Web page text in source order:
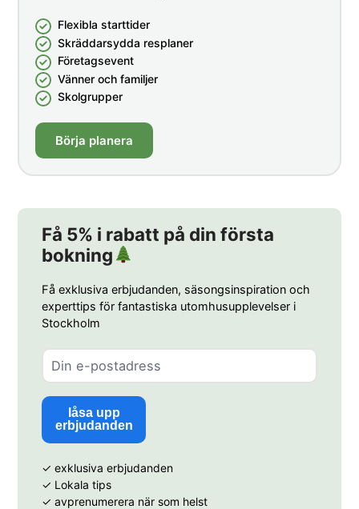
Flexibla starttider
Skräddarsydda resplaner
Företagsevent
Vänner och familjer
Skolgrupper
Börja planera
Få 5% i rabatt på din första
bokning
Få exklusiva erbjudanden, säsongsinspiration och
experttips för fantastiska utomhusupplevelser i
Stockholm
låsa upp
erbjudanden
✓ exklusiva erbjudanden
✓ Lokala tips
✓ avprenumerera när som helst